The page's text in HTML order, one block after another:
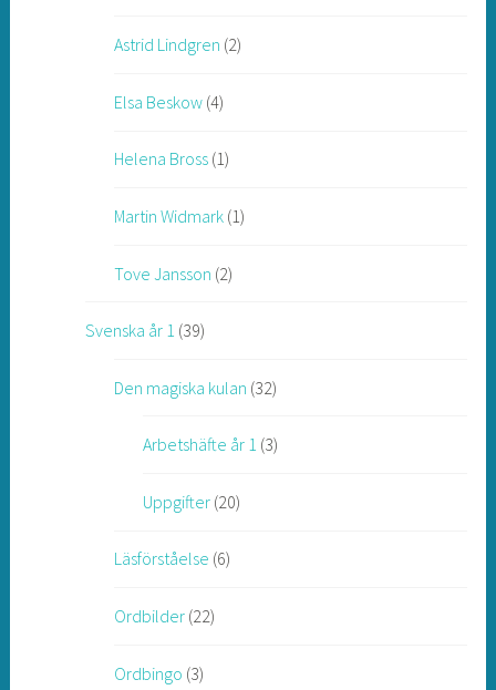
Astrid Lindgren (2)
Elsa Beskow(4)
Helena Bross(1)
Martin Widmark(1)
Tove Jansson (2)
Svenska år 1 (39)
Den magiska kulan (32)
Arbetshäfte år 1 (3)
Uppgifter(20)
Läsförståelse (6)
Ordbilder(22)
Ordbingo (3)